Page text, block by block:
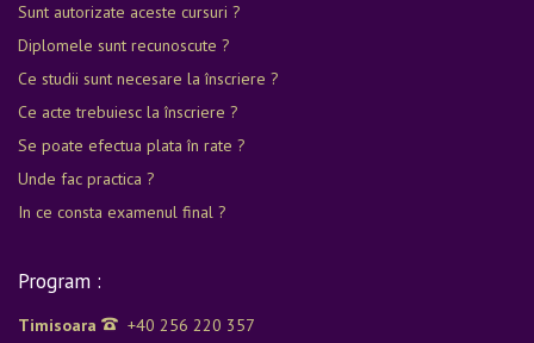
Sunt autorizate aceste cursuri ?
Diplomele sunt recunoscute ?
Ce studii sunt necesare la înscriere ?
Ce acte trebuiesc la înscriere ?
Se poate efectua plata în rate ?
Unde fac practica ?
In ce consta examenul final ?
Program :
Timisoara
+40 256 220 357